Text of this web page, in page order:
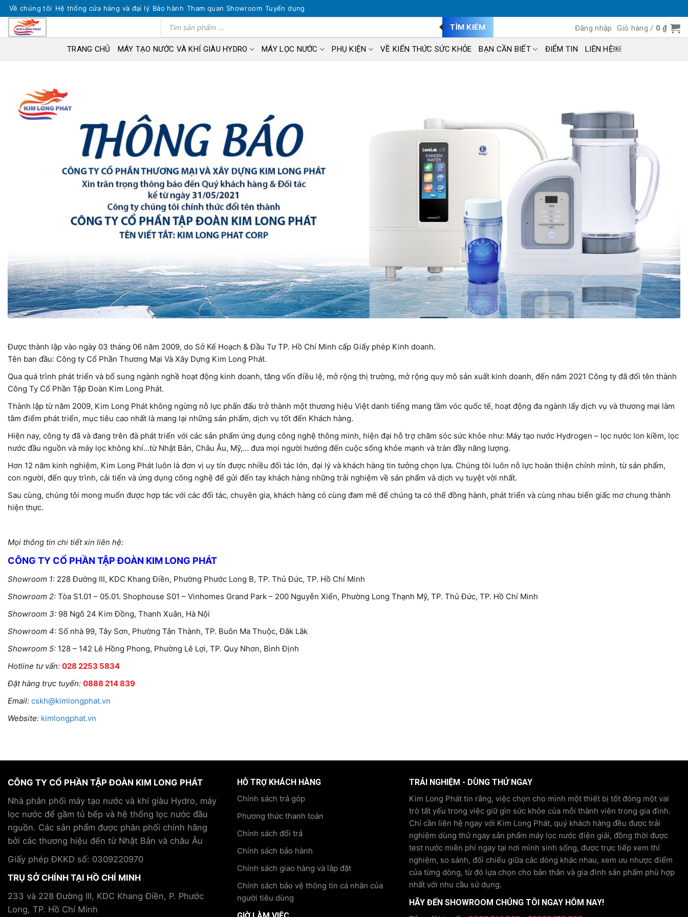
Skip
to
content
Về chúng tôi Hệ thống cửa hàng và đại lý Bảo hành Tham quan Showroom Tuyển dụng
kiếm
sản
phẩm
TÌM KIẾM Đăng nhập Giỏ hàng / 0₫
TRANG CHỦ MÁY TẠO NƯỚC VÀ KHÍ GIÀU HYDRO MÁY LỌC NƯỚC PHỤ KIỆN VỀ KIẾN THỨC SỨC KHỎE BẠN CẦN BIẾT ĐIỂM TIN LIÊN HỆ￼
Được thành lập vào ngày 03 tháng 06 năm 2009, do Sở Kế Hoạch & Đầu Tư TP. Hồ Chí Minh cấp Giấy phép Kinh doanh.
Tên ban đầu: Công ty Cổ Phần Thương Mại Và Xây Dựng Kim Long Phát.
Qua quá trình phát triển và bổ sung ngành nghề hoạt động kinh doanh, tăng vốn điều lệ, mở rộng thị trường, mở rộng quy mô sản xuất kinh doanh, đến năm 2021 Công ty đã đổi tên thành
Công Ty Cổ Phần Tập Đoàn Kim Long Phát.
Thành lập từ năm 2009, Kim Long Phát không ngừng nỗ lực phấn đấu trở thành một thương hiệu Việt danh tiếng mang tầm vóc quốc tế, hoạt động đa ngành lấy dịch vụ và thương mại làm
tâm điểm phát triển, mục tiêu cao nhất là mang lại những sản phẩm, dịch vụ tốt đến Khách hàng.
Hiện nay, công ty đã và đang trên đà phát triển với các sản phẩm ứng dụng công nghệ thông minh, hiện đại hỗ trợ chăm sóc sức khỏe như: Máy tạo nước Hydrogen – lọc nước Ion kiềm, lọc
nước đầu nguồn và máy lọc không khí…từ Nhật Bản, Châu Âu, Mỹ,… đưa mọi người hướng đến cuộc sống khỏe mạnh và tràn đầy năng lượng.
Hơn 12 năm kinh nghiệm, Kim Long Phát luôn là đơn vị uy tín được nhiều đối tác lớn, đại lý và khách hàng tin tưởng chọn lựa. Chúng tôi luôn nỗ lực hoàn thiện chính mình, từ sản phẩm,
con người, đến quy trình, cải tiến và ứng dụng công nghệ để gửi đến tay khách hàng những trải nghiệm về sản phẩm và dịch vụ tuyệt vời nhất.
Sau cùng, chúng tôi mong muốn được hợp tác với các đối tác, chuyên gia, khách hàng có cùng đam mê để chúng ta có thể đồng hành, phát triển và cùng nhau biến giấc mơ chung thành
hiện thực.
Mọi thông tin chi tiết xin liên hệ:
CÔNG TY CỔ PHẦN TẬP ĐOÀN KIM LONG PHÁT
Showroom 1: 228 Đường III, KDC Khang Điền, Phường Phước Long B, TP. Thủ Đức, TP. Hồ Chí Minh
Showroom 2: Tòa S1.01 – 05.01. Shophouse S01 – Vinhomes Grand Park – 200 Nguyễn Xiển, Phường Long Thạnh Mỹ, TP. Thủ Đức, TP. Hồ Chí Minh
Showroom 3: 98 Ngõ 24 Kim Đồng, Thanh Xuân, Hà Nội
Showroom 4: Số nhà 99, Tây Sơn, Phường Tân Thành, TP. Buôn Ma Thuộc, Đắk Lắk
Showroom 5: 128 – 142 Lê Hồng Phong, Phường Lê Lợi, TP. Quy Nhơn, Bình Định
Hotline tư vấn: 028 2253 5834
Đặt hàng trực tuyến: 0888 214 839
Email: cskh@kimlongphat.vn
Website: kimlongphat.vn
CÔNG TY CỔ PHẦN TẬP ĐOÀN KIM LONG PHÁT
Nhà phân phối máy tạo nước và khí giàu Hydro, máy
lọc nước để gầm tủ bếp và hệ thống lọc nước đầu
nguồn. Các sản phẩm được phân phối chính hãng
bởi các thương hiệu đến từ Nhật Bản và châu Âu
Giấy phép ĐKKD số: 0309220970
TRỤ SỞ CHÍNH TẠI HỒ CHÍ MINH
233 và 228 Đường III, KDC Khang Điền, P. Phước
Long, TP. Hồ Chí Minh
HỖ TRỢ KHÁCH HÀNG
Chính sách trả góp
Phương thức thanh toán
Chính sách đổi trả
Chính sách bảo hành
Chính sách giao hàng và lắp đặt
Chính sách bảo vệ thông tin cá nhân của
người tiêu dùng
TRẢI NGHIỆM - DÙNG THỬ NGAY
Kim Long Phát tin rằng, việc chọn cho mình một thiết bị tốt đóng một vai
trò tất yếu trong việc giữ gìn sức khỏe của mỗi thành viên trong gia đình.
Chỉ cần liên hệ ngay với Kim Long Phát, quý khách hàng đều được trải
nghiệm dùng thử ngay sản phẩm máy lọc nước điện giải, đồng thời được
test nước miễn phí ngay tại nơi mình sinh sống, được trực tiếp xem thí
nghiệm, so sánh, đối chiếu giữa các dòng khác nhau, xem ưu nhược điểm
của từng dòng, từ đó lựa chọn cho bản thân và gia đình sản phẩm phù hợp
nhất với nhu cầu sử dụng.
HÃY ĐẾN SHOWROOM CHÚNG TÔI NGAY HÔM NAY!